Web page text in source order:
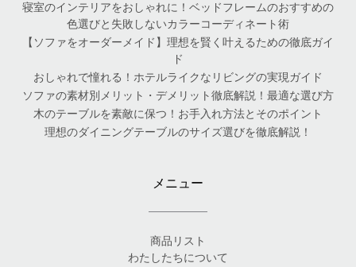
寝室のインテリアをおしゃれに！ベッドフレームのおすすめの
色選びと失敗しないカラーコーディネート術
【ソファをオーダーメイド】理想を賢く叶えるための徹底ガイ
ド
おしゃれで憧れる！ホテルライクなリビングの実現ガイド
ソファの素材別メリット・デメリット徹底解説！最適な選び方
木のテーブルを素敵に保つ！お手入れ方法とそのポイント
理想のダイニングテーブルのサイズ選びを徹底解説！
メニュー
商品リスト
わたしたちについて